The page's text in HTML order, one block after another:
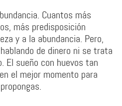
Cuantos más
más predisposición
y a la abundancia. Pero,
de dinero ni se trata
El sueño con huevos tan
el mejor momento para